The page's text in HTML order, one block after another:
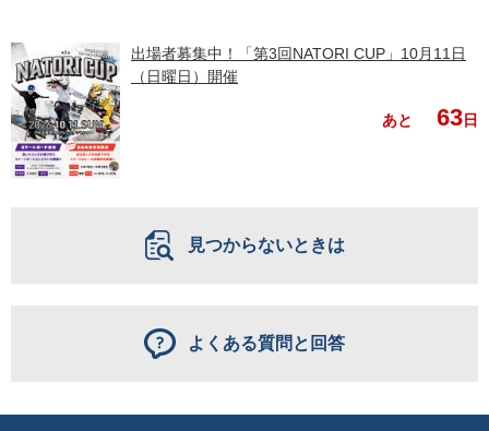
出場者募集中！「第3回NATORI CUP」10月11日
（日曜日）開催
あと 63日
見つからないときは
よくある質問と回答